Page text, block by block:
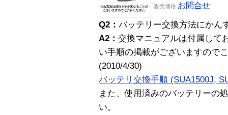
販売価格 お問合せ
Q2： バッテリー交換方法にかん
A2： 交換マニュアルは付属して
い手順の掲載がございますので
(2010/4/30)
バッテリ交換手順 (SUA1500J,
また、使用済みのバッテリーの
い。